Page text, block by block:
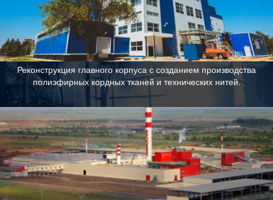
Реконструкция главного корпуса с созданием производства
полиэфирных кордных тканей и технических нитей.